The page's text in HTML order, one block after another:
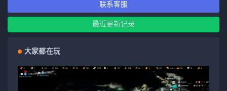
联系客服
最近更新记录
大家都在玩